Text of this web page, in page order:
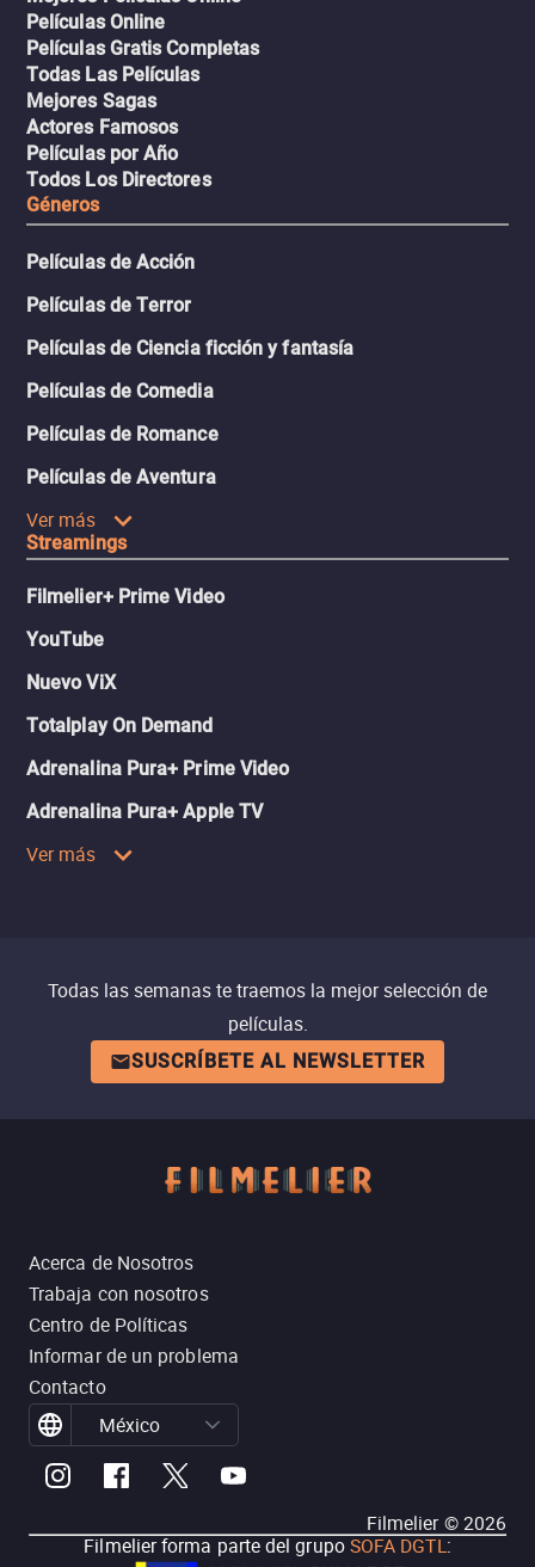
Películas Online
Películas Gratis Completas
Todas Las Películas
Mejores Sagas
Actores Famosos
Películas por Año
Todos Los Directores
Géneros
Películas de Acción
Películas de Terror
Películas de Ciencia ficción y fantasía
Películas de Comedia
Películas de Romance
Películas de Aventura
Ver más
Streamings
Filmelier+ Prime Video
YouTube
Nuevo ViX
Totalplay On Demand
Adrenalina Pura+ Prime Video
Adrenalina Pura+ Apple TV
Ver más
Todas las semanas te traemos la mejor selección de
películas.
SUSCRÍBETE AL NEWSLETTER
Acerca de Nosotros
Trabaja con nosotros
Centro de Políticas
Informar de un problema
Contacto
México
Filmelier ©2026
Filmelier forma parte del grupoSOFA DGTL: